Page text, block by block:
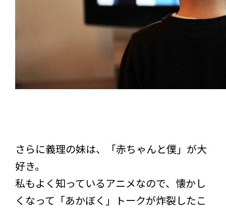
さらに義理の妹は、「赤ちゃんと僕」が大
好き。
私もよく知っているアニメなので、懐かし
くなって「あかぼく」トークが炸裂したこ